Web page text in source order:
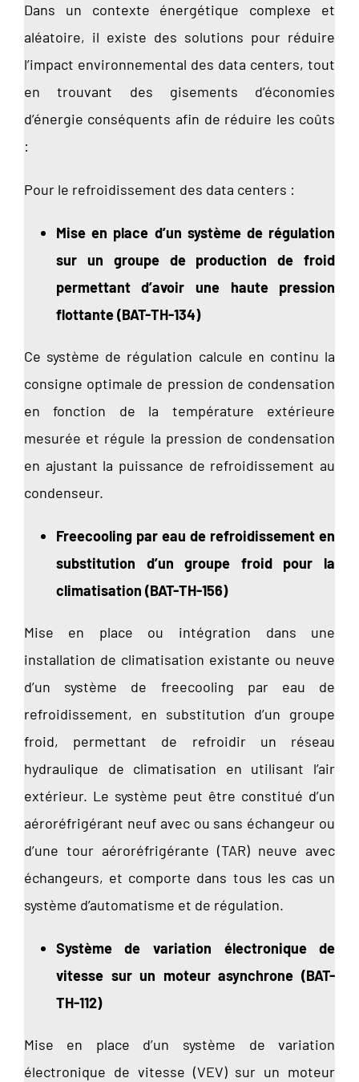
Dans un contexte énergétique complexe et
aléatoire, il existe des solutions pour réduire
l’impact environnemental des data centers, tout
en trouvant des gisements d’économies
d’énergie conséquents afin de réduire les coûts
:
Pour le refroidissement des data centers :
Mise en place d’un système de régulation
sur un groupe de production de froid
permettant d’avoir une haute pression
flottante (BAT-TH-134)
Ce système de régulation calcule en continu la
consigne optimale de pression de condensation
en fonction de la température extérieure
mesurée et régule la pression de condensation
en ajustant la puissance de refroidissement au
condenseur.
Freecooling par eau de refroidissement en
substitution d’un groupe froid pour la
climatisation (BAT-TH-156)
Mise en place ou intégration dans une
installation de climatisation existante ou neuve
d’un système de freecooling par eau de
refroidissement, en substitution d’un groupe
froid, permettant de refroidir un réseau
hydraulique de climatisation en utilisant l’air
extérieur. Le système peut être constitué d’un
aéroréfrigérant neuf avec ou sans échangeur ou
d’une tour aéroréfrigérante (TAR) neuve avec
échangeurs, et comporte dans tous les cas un
système d’automatisme et de régulation.
Système de variation électronique de
vitesse sur un moteur asynchrone (BAT-
TH-112)
Mise en place d’un système de variation
électronique de vitesse (VEV) sur un moteur